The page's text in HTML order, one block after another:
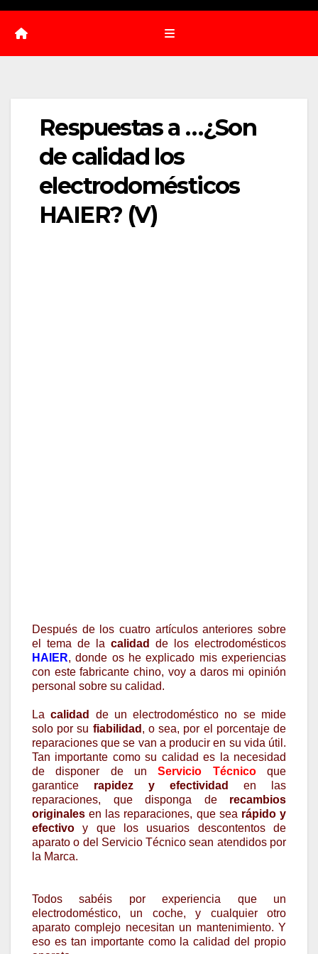
Respuestas a …¿Son
de calidad los
electrodomésticos
HAIER? (V)
Después de los cuatro artículos anteriores sobre
el tema de la calidad de los electrodomésticos
HAIER, donde os he explicado mis experiencias
con este fabricante chino, voy a daros mi opinión
personal sobre su calidad.
Lacalidad
de un electrodoméstico no se mide
solo por su fiabilidad , o sea, por el porcentaje de
reparaciones que se van a producir en su vida útil.
Tan importante como su calidad es la necesidad
de disponer de unServicio Técnicoque
garantice rapidez y efectividad
en las
reparaciones, que disponga de recambios
originales en las reparaciones, que sea rápido y
efectivo y que los usuarios descontentos de
aparato o del Servicio Técnico sean atendidos por
la Marca.
Todos sabéis por experiencia que un
electrodoméstico, un coche, y cualquier otro
aparato complejo necesitan un mantenimiento. Y
eso es tan importante como la calidad del propio